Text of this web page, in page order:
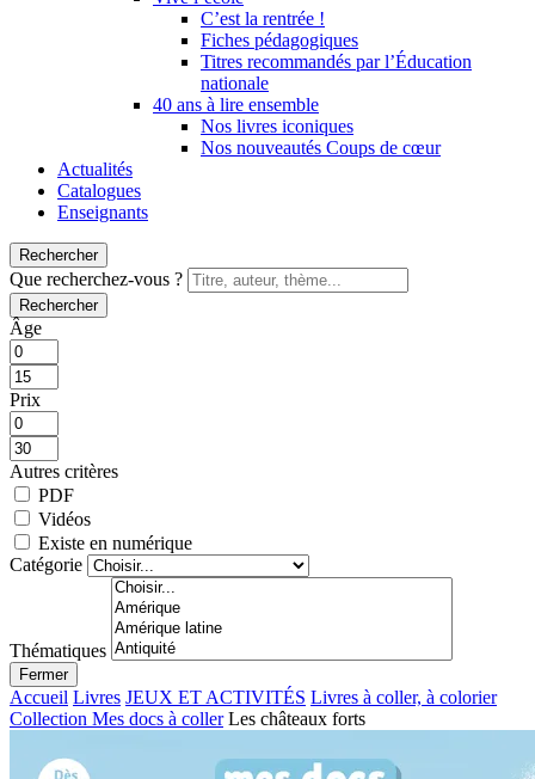
C’est la rentrée !
Fiches pédagogiques
Titres recommandés par l’Éducation
nationale
40 ans à lire ensemble
Nos livres iconiques
Nos nouveautés Coups de cœur
Actualités
Catalogues
Enseignants
Rechercher
Que recherchez-vous ?
Rechercher
Âge
Prix
Autres critères
PDF
Vidéos
Existe en numérique
Catégorie
Thématiques
Fermer
Accueil Livres JEUX ET ACTIVITÉS Livres à coller, à colorier
Collection Mes docs à coller Les châteaux forts